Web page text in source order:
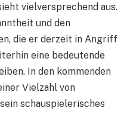
vielversprechend aus.
und den
die er derzeit in Angriff
eine bedeutende
In den kommenden
Vielzahl von
schauspielerisches